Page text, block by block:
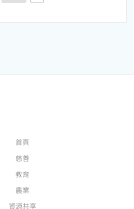
首頁
慈善
教育
農業
資源共享